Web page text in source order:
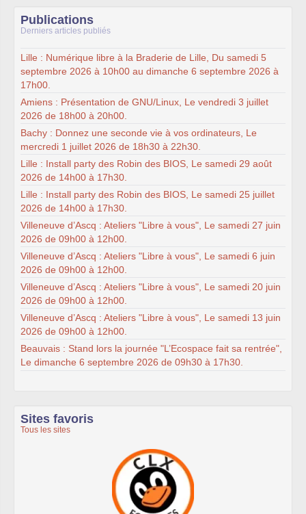
Publications
Derniers articles publiés
Lille : Numérique libre à la Braderie de Lille, Du samedi 5
septembre 2026 à 10h00 au dimanche 6 septembre 2026 à
17h00.
Amiens : Présentation de GNU/Linux, Le vendredi 3 juillet
2026 de 18h00 à 20h00.
Bachy : Donnez une seconde vie à vos ordinateurs, Le
mercredi 1 juillet 2026 de 18h30 à 22h30.
Lille : Install party des Robin des BIOS, Le samedi 29 août
2026 de 14h00 à 17h30.
Lille : Install party des Robin des BIOS, Le samedi 25 juillet
2026 de 14h00 à 17h30.
Villeneuve d’Ascq : Ateliers "Libre à vous", Le samedi 27 juin
2026 de 09h00 à 12h00.
Villeneuve d’Ascq : Ateliers "Libre à vous", Le samedi 6 juin
2026 de 09h00 à 12h00.
Villeneuve d’Ascq : Ateliers "Libre à vous", Le samedi 20 juin
2026 de 09h00 à 12h00.
Villeneuve d’Ascq : Ateliers "Libre à vous", Le samedi 13 juin
2026 de 09h00 à 12h00.
Beauvais : Stand lors la journée "L’Ecospace fait sa rentrée",
Le dimanche 6 septembre 2026 de 09h30 à 17h30.
Sites favoris
Tous les sites